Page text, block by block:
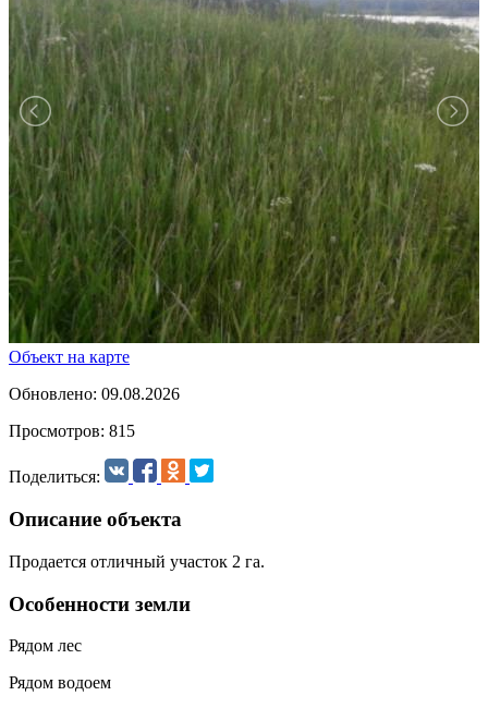
Объект на карте
Обновлено: 09.08.2026
Просмотров: 815
Поделиться:
Описание объекта
Продается отличный участок 2 га.
Особенности земли
Рядом лес
Рядом водоем